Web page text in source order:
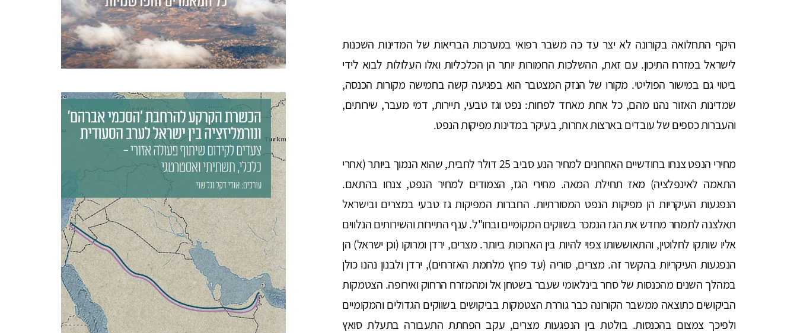
היקף התחלואה בקורונה לא יצר עד כה משבר רפואי במערכות הבריאות של המדינות השכנות
לישראל במזרח התיכון. עם זאת, ההשלכות החמורות יותר הן הכלכליות ואלו העלולות לבוא לידי
ביטוי גם במישור הפוליטי. מקורו של הנזק המצטבר הוא בפגיעה קשה בחמישה מקורות הכנסה,
שמדינות האזור נהנו מהם, כל אחת מאחד לפחות: נפט וגז טבעי, תיירות, דמי מעבר, שירותים,
והעברות כספים של עובדים בארצות אחרות, בעיקר במדינות מפיקות הנפט.
מחירי הנפט צנחו בחודשיים האחרונים למחיר הנע סביב 25 דולר לחבית, שהוא הנמוך ביותר (אחרי
התאמה לאינפלציה) מאז תחילת המאה. מחירי הגז, הצמודים למחיר הנפט, צנחו בהתאם.
הנפגעות העיקריות הן מפיקות הנפט המסורתיות. החברות המפיקות גז טבעי במצרים ובישראל
תאלצנה לתמחר מחדש את הגז הנמכר בשווקים המקומיים ובחו"ל. ענף התיירות והשירותים הנלווים
אליו שותקו לחלוטין, והתאוששותו צפוי להיות בין הארוכות ביותר. מצרים, ירדן ומרוקו (וכן ישראל) הן
הנפגעות העיקריות בהקשר זה. מצרים, סוריה (עד פרוץ מלחמת האזרחים), ירדן ולבנון נהנו כולן
במהלך השנים מהכנסות של סחר בינלאומי שעבר בשטחן אל ומהמזרח הרחוק ואירופה. הצטמקות
הביקושים כתוצאה ממשבר הקורונה כבר גוררת הצטמקות בביקושים בשווקים הגדולים והמקומיים
ולפיכך צמצום בהכנסות. בולטת בין הנפגעות מצרים, עקב הפחתת התעבורה בתעלת סואץ